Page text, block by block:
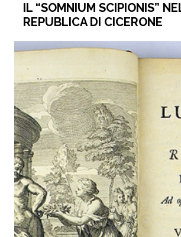
IL “SOMNIUM SCIPIONIS”
REPUBLICA DI CICERONE